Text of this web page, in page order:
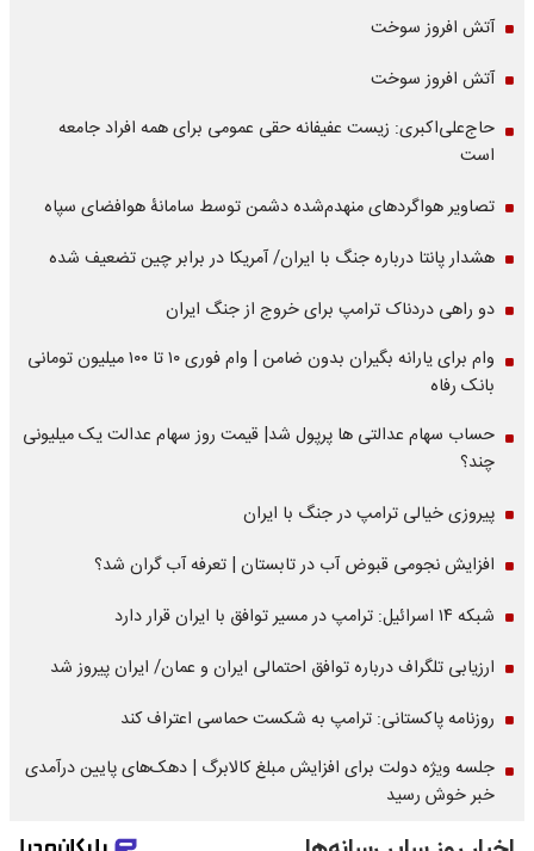
آتش افروز سوخت
آتش افروز سوخت
حاج‌علی‌اکبری: زیست عفیفانه حقی عمومی برای همه افراد جامعه
است
تصاویر هواگردهای منهدم‌شده دشمن توسط سامانۀ هوافضای سپاه
هشدار پانتا درباره جنگ با ایران/ آمریکا در برابر چین تضعیف شده
دو راهی دردناک ترامپ برای خروج از جنگ ایران
وام برای یارانه بگیران بدون ضامن | وام فوری ۱۰ تا ۱۰۰ میلیون تومانی
بانک رفاه
حساب سهام عدالتی ها پرپول شد| قیمت روز سهام عدالت یک میلیونی
چند؟
پیروزی خیالی ترامپ در جنگ با ایران
افزایش نجومی قبوض آب در تابستان | تعرفه آب گران شد؟
شبکه ۱۴ اسرائیل: ترامپ در مسیر توافق با ایران قرار دارد
ارزیابی تلگراف درباره توافق احتمالی ایران و عمان/ ایران پیروز شد
روزنامه پاکستانی: ترامپ به شکست حماسی اعتراف کند
جلسه ویژه دولت برای افزایش مبلغ کالابرگ | دهک‌های پایین درآمدی
خبر خوش رسید